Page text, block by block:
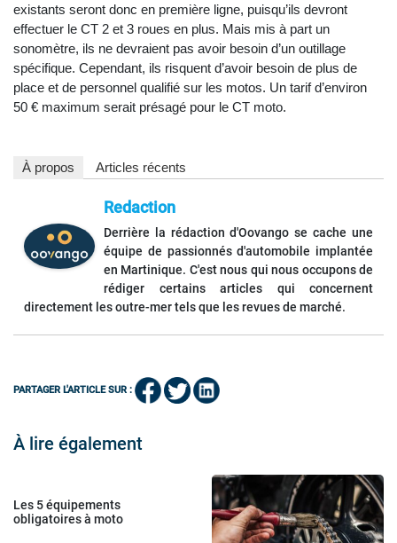
existants seront donc en première ligne, puisqu’ils devront
effectuer le CT 2 et 3 roues en plus. Mais mis à part un
sonomètre, ils ne devraient pas avoir besoin d’un outillage
spécifique. Cependant, ils risquent d’avoir besoin de plus de
place et de personnel qualifié sur les motos. Un tarif d’environ
50 € maximum serait présagé pour le CT moto.
À propos Articles récents
Redaction
Derrière la rédaction d'Oovango se cache une
équipe de passionnés d'automobile implantée
en Martinique. C'est nous qui nous occupons de
rédiger certains articles qui concernent
directement les outre-mer tels que les revues de marché.
PARTAGER L'ARTICLE SUR :
À lire également
Les 5 équipements
obligatoires à moto